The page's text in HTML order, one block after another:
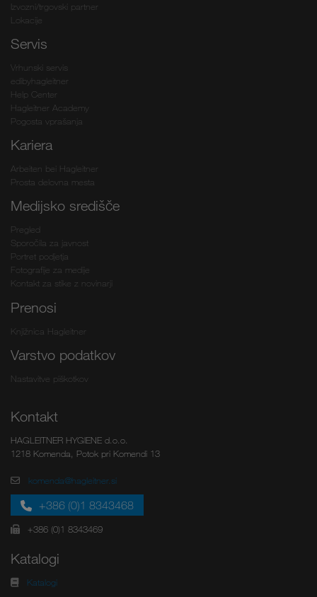
Izvozni/trgovski partner
Lokacije
Servis
Vrhunski servis
edibyhagleitner
Help Center
Hagleitner Academy
Pogosta vprašanja
Kariera
Arbeiten bei Hagleitner
Prosta delovna mesta
Medijsko središče
Pregled
Sporočila za javnost
Portret podjetja
Fotografije za medije
Kontakt za stike z novinarji
Prenosi
Knjižnica Hagleitner
Varstvo podatkov
Nastavitve piškotkov
Kontakt
HAGLEITNER HYGIENE d.o.o.
1218 Komenda, Potok pri Komendi 13
komenda@hagleitner.si
+386 (0)1 8343468
+386 (0)1 8343469
Katalogi
Katalogi